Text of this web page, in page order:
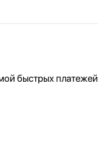
быстрых платежей